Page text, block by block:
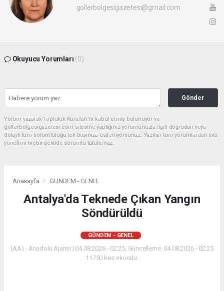
gollerbolgesigazetesi@gmail.com
Okuyucu Yorumları (0)
Gönder
Yorum yazarak Topluluk Kuralları’nı kabul etmiş bulunuyor ve
gollerbolgesigazetesi.com sitesine yaptığınız yorumunuzla ilgili doğrudan veya
dolaylı tüm sorumluluğu tek başınıza üstleniyorsunuz. Yazılan tüm yorumlardan site
yönetimi hiçbir şekilde sorumlu tutulamaz.
Anasayfa GÜNDEM - GENEL
Antalya'da Teknede Çıkan Yangın
Söndürüldü
GÜNDEM - GENEL
(AA) - Anadolu Ajansı | 04.08.2026 - 02:25, Güncelleme: 04.08.2026 - 02:25
11750 kez okundu.